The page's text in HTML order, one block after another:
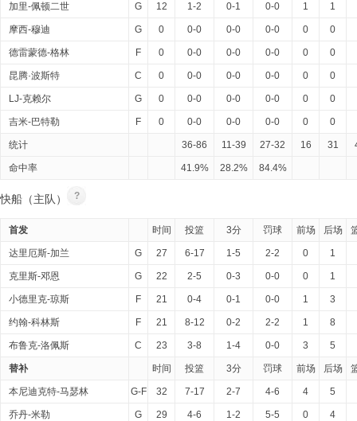
加里-佩顿二世 G 12 1-2 0-1 0-0 1 1
摩西-穆迪 G 0 0-0 0-0 0-0 0 0
德雷蒙德-格林 F 0 0-0 0-0 0-0 0 0
昆腾·波斯特 C 0 0-0 0-0 0-0 0 0
LJ-克赖尔 G 0 0-0 0-0 0-0 0 0
吉米-巴特勒 F 0 0-0 0-0 0-0 0 0
统计 36-86 11-39 27-32 16 31
命中率 41.9% 28.2% 84.4%
快船（主队） ?
首发 时间 投篮 3分 罚球 前场 后场
达里厄斯-加兰 G 27 6-17 1-5 2-2 0 1
克里斯-邓恩 G 22 2-5 0-3 0-0 0 1
小德里克-琼斯 F 21 0-4 0-1 0-0 1 3
约翰-科林斯 F 21 8-12 0-2 2-2 1 8
布鲁克-洛佩斯 C 23 3-8 1-4 0-0 3 5
替补 时间 投篮 3分 罚球 前场 后场
本尼迪克特-马瑟林 G-F 32 7-17 2-7 4-6 4 5
乔丹-米勒 G 29 4-6 1-2 5-5 0 4